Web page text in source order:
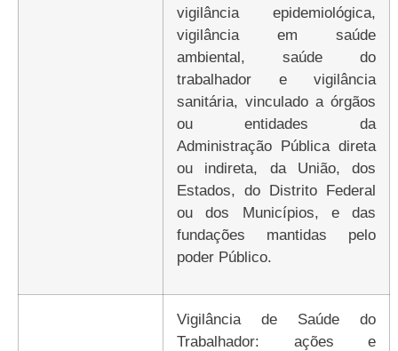
vigilância epidemiológica,
vigilância em saúde
ambiental, saúde do
trabalhador e vigilância
sanitária, vinculado a órgãos
ou entidades da
Administração Pública direta
ou indireta, da União, dos
Estados, do Distrito Federal
ou dos Municípios, e das
fundações mantidas pelo
poder Público.
Vigilância de Saúde do
Trabalhador: ações e